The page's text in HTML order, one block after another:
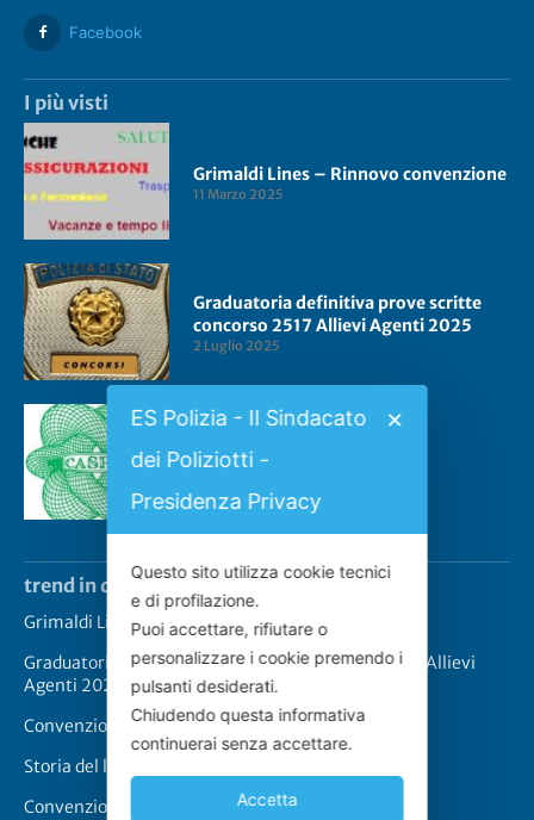
Facebook
I più visti
Grimaldi Lines – Rinnovo convenzione
11 Marzo 2025
Graduatoria definitiva prove scritte
concorso 2517 Allievi Agenti 2025
2 Luglio 2025
Convenzione CASPIE 2023
trend in questo momento
Grimaldi Lines – Rinnovo convenzione
Graduatoria definitiva prove scritte concorso 2517 Allievi
Agenti 2025
Convenzione CASPIE 2023
Storia del logo de “Lo Scudo”
Convenzione Cappellari-Lo Scudo
ES Polizia - Il Sindacato
dei Poliziotti -
Presidenza Privacy
✕
Questo sito utilizza cookie tecnici
e di profilazione.
Puoi accettare, rifiutare o
personalizzare i cookie premendo i
pulsanti desiderati.
Chiudendo questa informativa
continuerai senza accettare.
Accetta